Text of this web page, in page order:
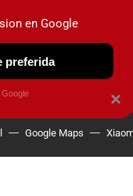
OBSERVATORIO
Google Maps
×
en Google
preferida